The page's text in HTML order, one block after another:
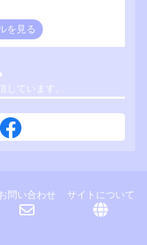
を見る
しています。
問い合わせ サイトについて